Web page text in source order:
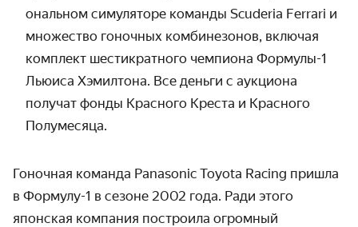
ональном симуляторе команды Scuderia Ferrari и
множество гоночных комбине­зонов, включая
комплект шести­кратного чемпиона Формулы-1
Льюиса Хэмилтона. Все деньги с аукциона
получат фонды Красного Креста и Красного
Полумесяца.
Гоночная команда Panasonic Toyota Racing пришла
в Формулу-1 в сезоне 2002 года. Ради этого
японская компания построила огромный